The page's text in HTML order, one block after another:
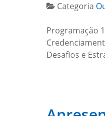
Categoria
Programação
Desafios e